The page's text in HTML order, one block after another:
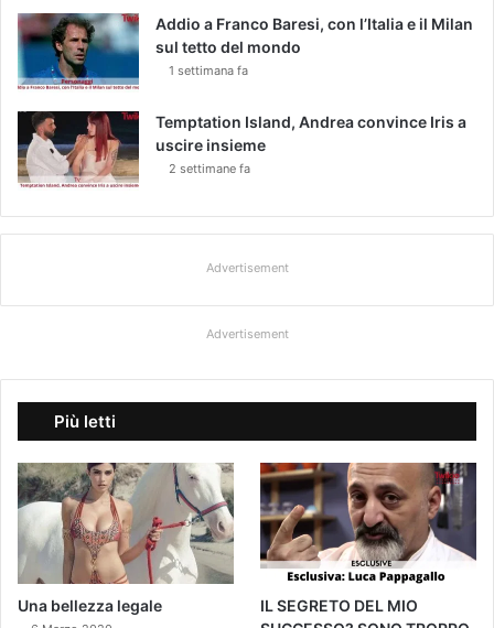
s
i
t
i
r
i
s
p
t
i
)
Addio a Franco Baresi, con l’Italia e il Milan
sul tetto del mondo
1 settimana fa
Temptation Island, Andrea convince Iris a
uscire insieme
2 settimane fa
Advertisement
Advertisement
Più letti
Una bellezza legale
IL SEGRETO DEL MIO